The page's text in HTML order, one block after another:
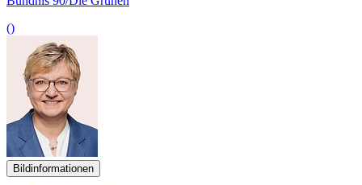
()
Bildinformationen